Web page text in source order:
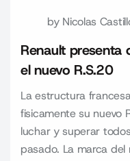
by Nicolas
Renault
el nuevo R.S.20
La estructura
fisicamente su nuevo
luchar y superar
pasado. La marca del